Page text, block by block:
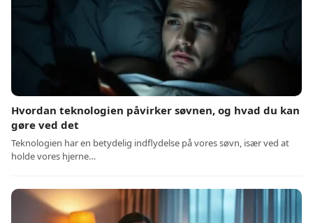
Hvordan teknologien påvirker søvnen, og hvad du kan
gøre ved det
Teknologien har en betydelig indflydelse på vores søvn, især ved at
holde vores hjerne…